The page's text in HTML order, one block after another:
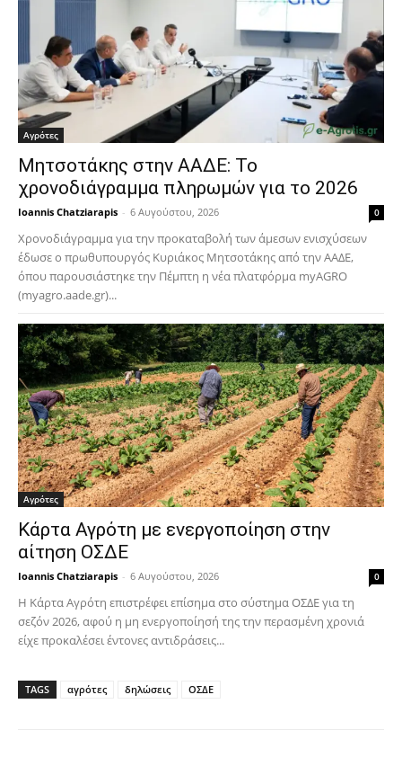
Αγρότες
Μητσοτάκης στην ΑΑΔΕ: Το
χρονοδιάγραμμα πληρωμών για το 2026
Ioannis Chatziarapis - 6 Αυγούστου, 2026 0
Χρονοδιάγραμμα για την προκαταβολή των άμεσων ενισχύσεων
έδωσε ο πρωθυπουργός Κυριάκος Μητσοτάκης από την ΑΑΔΕ,
όπου παρουσιάστηκε την Πέμπτη η νέα πλατφόρμα myAGRO
(myagro.aade.gr)...
Αγρότες
Κάρτα Αγρότη με ενεργοποίηση στην
αίτηση ΟΣΔΕ
Ioannis Chatziarapis - 6 Αυγούστου, 2026 0
Η Κάρτα Αγρότη επιστρέφει επίσημα στο σύστημα ΟΣΔΕ για τη
σεζόν 2026, αφού η μη ενεργοποίησή της την περασμένη χρονιά
είχε προκαλέσει έντονες αντιδράσεις...
TAGS αγρότες δηλώσεις ΟΣΔΕ